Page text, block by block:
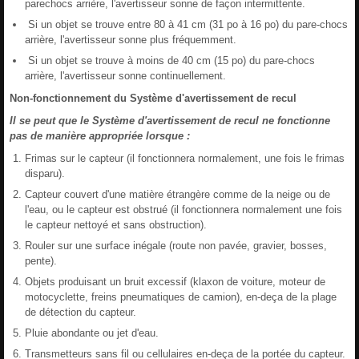
parechocs arrière, l'avertisseur sonne de façon intermittente.
Si un objet se trouve entre 80 à 41 cm (31 po à 16 po) du pare-chocs
arrière, l'avertisseur sonne plus fréquemment.
Si un objet se trouve à moins de 40 cm (15 po) du pare-chocs
arrière, l'avertisseur sonne continuellement.
Non-fonctionnement du Système d'avertissement de recul
Il se peut que le Système d'avertissement de recul ne fonctionne
pas de manière appropriée lorsque :
Frimas sur le capteur (il fonctionnera normalement, une fois le frimas
disparu).
Capteur couvert d'une matière étrangère comme de la neige ou de
l'eau, ou le capteur est obstrué (il fonctionnera normalement une fois
le capteur nettoyé et sans obstruction).
Rouler sur une surface inégale (route non pavée, gravier, bosses,
pente).
Objets produisant un bruit excessif (klaxon de voiture, moteur de
motocyclette, freins pneumatiques de camion), en-deça de la plage
de détection du capteur.
Pluie abondante ou jet d'eau.
Transmetteurs sans fil ou cellulaires en-deça de la portée du capteur.